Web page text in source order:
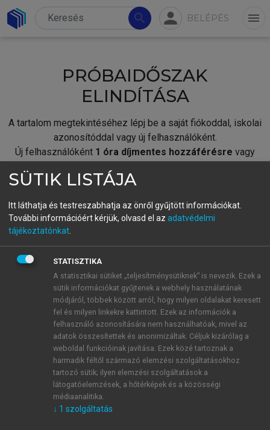
search person BELÉPÉS menu
PRÓBAIDŐSZAK
ELINDÍTÁSA
A tartalom megtekintéséhez lépj be a saját fiókoddal, iskolai
azonosítóddal vagy új felhasználóként.
Új felhasználóként 1 óra díjmentes hozzáférésre vagy
fiókoddal,vagy hozz létre új fiókot.
A regisztráció után apróbaidőszakautomatikusan
BELÉPÉS SAJÁT FIÓKKAL
ÚJ FIÓK LÉTREHOZÁSA
1 óra díjmentes hozzáférés
E-MAIL-CÍM
SÜTIK LISTÁJA
Itt láthatja és testreszabhatja az önről gyűjtött információkat.
További információért kérjük, olvasd el az adatvédelmi
tájékoztatónkat
STATISZTIKA
A statisztikai sütiket „teljesítménysütiknek” is nevezik. Ezek a
sütik információkat gyűjtenek a webhely használatának
módjáról, többek között arról, hogy milyen oldalakat keresett
fel és milyen linkekre kattintott. Ezek az információk a
felhasználó azonosítására nem használhatóak, mivel az
adatok összesítettek és anonimizáltak. Céljuk kizárólag a
weboldal funkcióinak javítása. Ezek közé tartoznak a
harmadik féltől származó elemzési szolgáltatásokhoz
tartozó sütik; ilyen elemzési szolgáltatások a
látogatóelemzések, a hőtérképek és a közösségi
médiaanalitika.
↓ 1 szolgáltatás